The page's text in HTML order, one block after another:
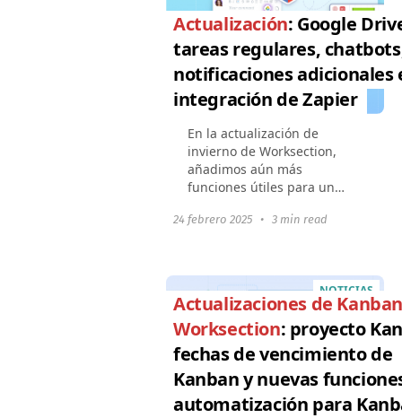
Actualización: Google
tareas regulares,
notificaciones adicionales
integración de Zapier
En la actualización de
invierno de Worksection,
añadimos aún más
funciones útiles para un
automatización de procesos:
regulares
programadasNotificación...
24 febrero 2025 • 3 min read
NOTICIAS
Actualizaciones de
Worksection: proyecto
fechas de vencimiento de
Kanban y nuevas
automatización para